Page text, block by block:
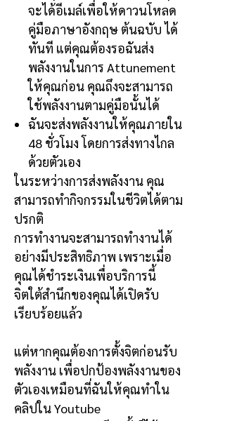
จะได้อีเมล์เพื่อให้ดาวนโหลด
คู่มือภาษาอังกฤษ ต้นฉบับ ได้
ทันที แต่คุณต้องรอฉันส่ง
พลังงานในการ Attunement
ให้คุณก่อน คุณถึงจะสามารถ
ใช้พลังงานตามคู่มือนั้นได้
ฉันจะส่งพลังงานให้คุณภายใน
48 ชั่วโมง โดยการส่งทางไกล
ด้วยตัวเอง
ในระหว่างการส่งพลังงาน คุณ
สามารถทำกิจกรรมในชีวิตได้ตาม
ปรกติ
การทำงานจะสามารถทำงานได้
อย่างมีประสิทธิภาพ เพราะเมื่อ
คุณได้ชำระเงินเพื่อบริการนี้
จิตใต้สำนึกของคุณได้เปิดรับ
เรียบร้อยแล้ว
แต่หากคุณต้องการตั้งจิตก่อนรับ
พลังงาน เพื่อปกป้องพลังงานของ
ตัวเองเหมือนที่ฉันให้คุณทำใน
คลิปในYoutube